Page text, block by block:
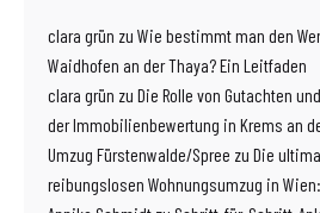
clara grün zu Wie bestimmt man den
Waidhofen an der Thaya? Ein Leitfaden
clara grün zu Die Rolle von Gutachten
der Immobilienbewertung in Krems an
Umzug Fürstenwalde/Spree zu Die
reibungslosen Wohnungsumzug in